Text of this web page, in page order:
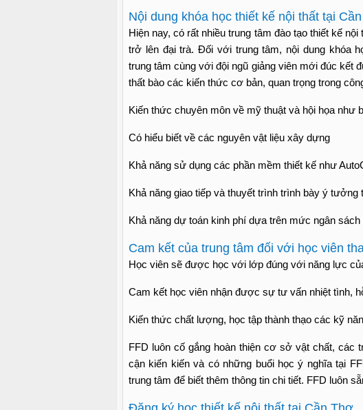
Nội dung khóa học thiết kế nội thất tại
Hiện nay, có rất nhiều trung tâm đào tạo thiết kế
trở lên đại trà. Đối với trung tâm, nội dung khóa
trung tâm cùng với đội ngũ giảng viên mới đúc kết
thất bào các kiến thức cơ bản, quan trọng trong
Kiến thức chuyên môn về mỹ thuật và hội họa như
Có hiểu biết về các nguyên vật liệu xây dựng
Khả năng sử dụng các phần mềm thiết kế như
Khả năng giao tiếp và thuyết trình trình bày ý tưởng
Khả năng dự toán kinh phí dựa trên mức ngân
Cam kết của trung tâm đối với học viên
Học viên sẽ được học với lớp đúng với năng lực
Cam kết học viên nhận được sự tư vấn nhiệt tình,
Kiến thức chất lượng, học tập thành thạo các kỹ
FFD luôn cố gắng hoàn thiện cơ sở vật chất, các
cận kiến kiến và có những buổi học ý nghĩa tại
trung tâm để biết thêm thông tin chi tiết. FFD luôn